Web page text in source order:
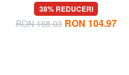
38% REDUCERI
RON 168.03 RON 104.97